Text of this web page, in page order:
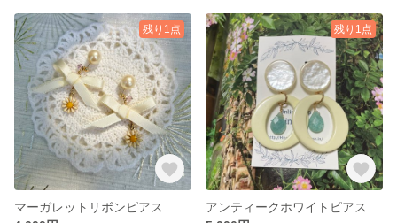
残り1点
マーガレットリボンピアス
残り1点
アンティークホワイトピアス